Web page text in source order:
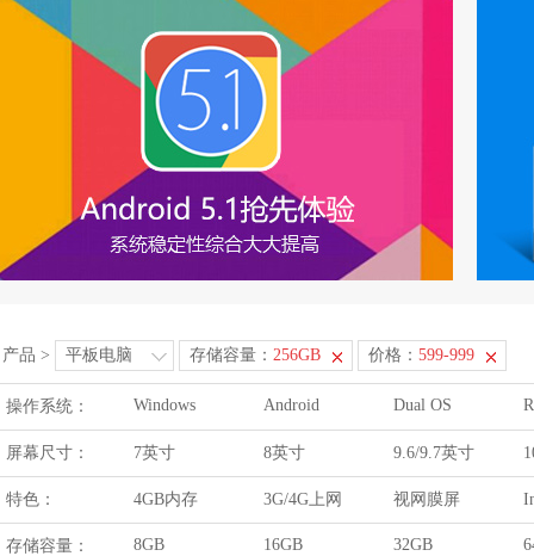
产品 > 平板电脑 存储容量： 256GB 价格： 599-999
操作系统： Windows Android Dual OS
屏幕尺寸： 7英寸 8英寸 9.6/9.7英寸
特色： 4GB内存 3G/4G上网 视网膜屏
存储容量： 8GB 16GB 32GB